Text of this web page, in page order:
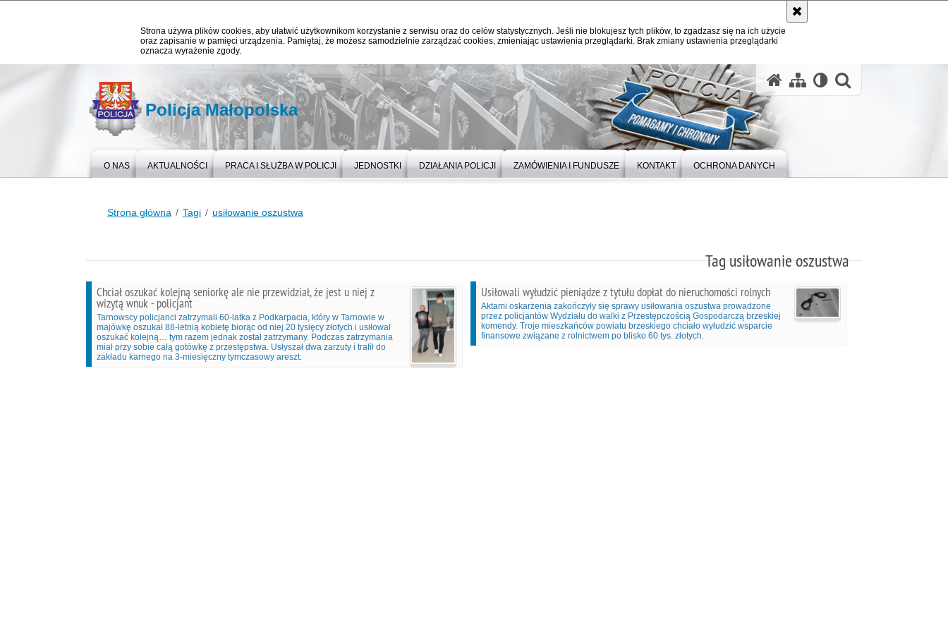
Strona używa plików cookies, aby ułatwić użytkownikom korzystanie z serwisu oraz do celów statystycznych. Jeśli nie blokujesz tych plików, to zgadzasz się na ich użycie
oraz zapisanie w pamięci urządzenia. Pamiętaj, że możesz samodzielnie zarządzać cookies, zmieniając ustawienia przeglądarki. Brak zmiany ustawienia przeglądarki
oznacza wyrażenie zgody.
Policja Małopolska
O NAS AKTUALNOŚCI PRACA I SŁUŻBA W POLICJI JEDNOSTKI DZIAŁANIA POLICJI ZAMÓWIENIA I FUNDUSZE KONTAKT OCHRONA DANYCH
Strona główna Tagi usiłowanie oszustwa
Tag usiłowanie oszustwa
Chciał oszukać kolejną seniorkę ale nie przewidział, że jest u niej z
wizytą wnuk - policjant
Tarnowscy policjanci zatrzymali 60-latka z Podkarpacia, który w Tarnowie w
majówkę oszukał 88-letnią kobietę biorąc od niej 20 tysięcy złotych i usiłował
oszukać kolejną… tym razem jednak został zatrzymany. Podczas zatrzymania
miał przy sobie całą gotówkę z przestępstwa. Usłyszał dwa zarzuty i trafił do
zakładu karnego na 3-miesięczny tymczasowy areszt.
Usiłowali wyłudzić pieniądze z tytułu dopłat do nieruchomości rolnych
Aktami oskarżenia zakończyły się sprawy usiłowania oszustwa prowadzone
przez policjantów Wydziału do walki z Przestępczością Gospodarczą brzeskiej
komendy. Troje mieszkańców powiatu brzeskiego chciało wyłudzić wsparcie
finansowe związane z rolnictwem po blisko 60 tys. złotych.